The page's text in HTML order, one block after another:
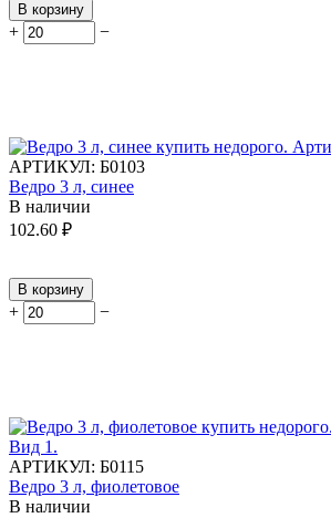
В корзину
+ −
АРТИКУЛ: Б0103
Ведро 3 л, синее
В наличии
102.60 ₽
В корзину
+ −
АРТИКУЛ: Б0115
Ведро 3 л, фиолетовое
В наличии